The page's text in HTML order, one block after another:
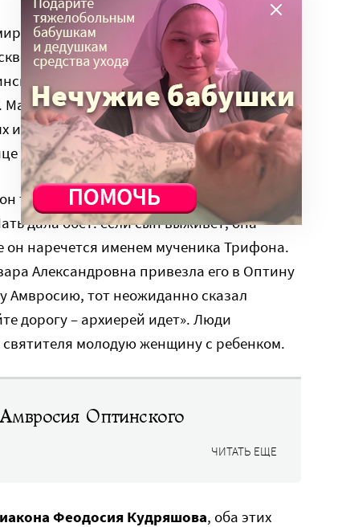
князь Борис Петрович Туркестанов)
Его отец, князь Петр Николаевич, был
княжеского рода, отличался тонким
Варвара Александровна,
и приходилась племянницей игумении
Спасо-Бородинского монастыря.
тяжело заболел, и врачи потеряли
дала обет: если сын выживет, она
он наречется именем мученика Трифона.
Александровна привезла его в Оптину
Амвросию, тот неожиданно сказал
дорогу – архиерей идет». Люди
молодую женщину с ребенком.
Оптинского
ЧИТАТЬ ЕЩЕ
Феодосия Кудряшова, оба этих